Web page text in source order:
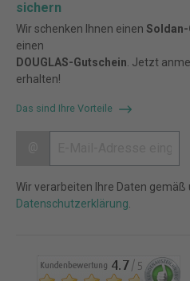
sichern
Wir schenken Ihnen einen
einen
DOUGLAS-Gutschein . Jetzt
erhalten!
Das sind Ihre Vorteile
Wir verarbeiten Ihre Daten gemäß
Datenschutzerklärung